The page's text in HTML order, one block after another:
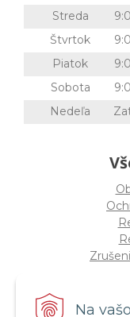
Na
Streda
Štvrtok
Piatok
Sobota
Nedeľa